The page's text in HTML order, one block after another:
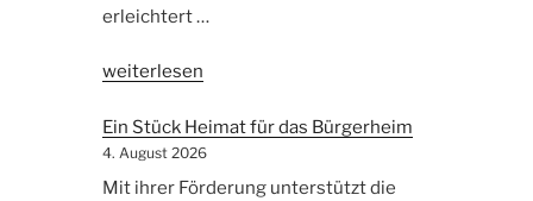
erleichtert …
„Mehr
im
Rheinfelder
Freibad“
weiterlesen
Ein Stück Heimat für das Bürgerheim
4. August 2026
Mit ihrer Förderung unterstützt die